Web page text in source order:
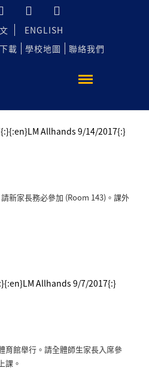
ENGLISH
載 學校地圖 聯絡我們
新家長務必參加 (Room 143)。課外
育館舉行。請全體師生家長入席參
課。